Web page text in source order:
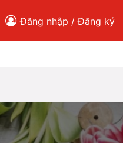
Đăng nhập / Đăng ký